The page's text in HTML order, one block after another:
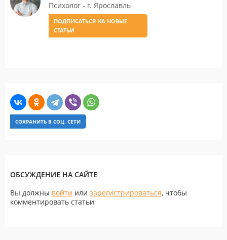
Психолог - г. Ярославль
ПОДПИСАТЬСЯ НА НОВЫЕ
СТАТЬИ
СОХРАНИТЬ В СОЦ. СЕТИ
ОБСУЖДЕНИЕ НА САЙТЕ
Вы должны войти или зарегистрироваться, чтобы
комментировать статьи